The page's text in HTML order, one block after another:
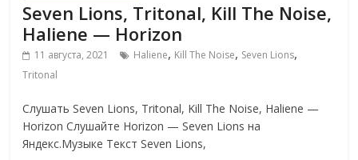
Seven Lions, Tritonal, Kill The Noise,
Haliene — Horizon
11 августа, 2021 Haliene, Kill The Noise, Seven Lions,
Tritonal
Слушать Seven Lions, Tritonal, Kill The Noise, Haliene —
Horizon Слушайте Horizon — Seven Lions на
Яндекс.Музыке Текст Seven Lions,